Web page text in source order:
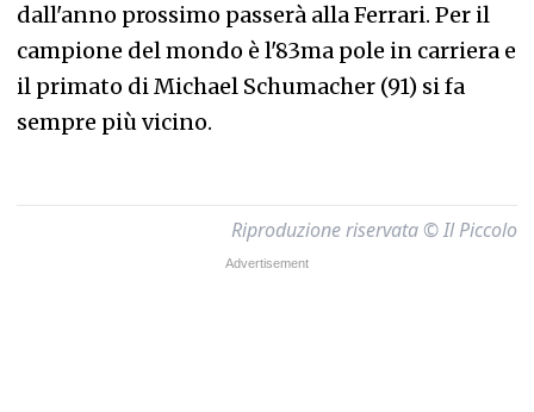
dall'anno prossimo passerà alla Ferrari. Per il
campione del mondo è l'83ma pole in carriera e
il primato di Michael Schumacher (91) si fa
sempre più vicino.
Riproduzione riservata © Il Piccolo